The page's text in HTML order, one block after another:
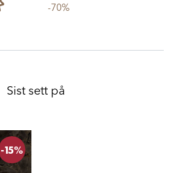
-70%
Sist sett på
-15%